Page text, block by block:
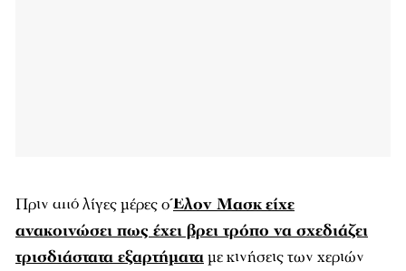
Πριν από λίγες μέρες οΈλον Μασκείχε
ανακοινώσει πως έχει βρει τρόπο να σχεδιάζει
τρισδιάστατα εξαρτήματαμε κινήσεις των χεριών